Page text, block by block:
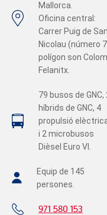
Mallorca.
Oficina central:
Carrer Puig de
Nicolau (número
polígon son Colom.
Felanitx.
79 busos de GNC,
híbrids de GNC, 4
propulsió
i 2 microbusos
Dièsel Euro VI.
Equip de 145
persones.
971 580 153